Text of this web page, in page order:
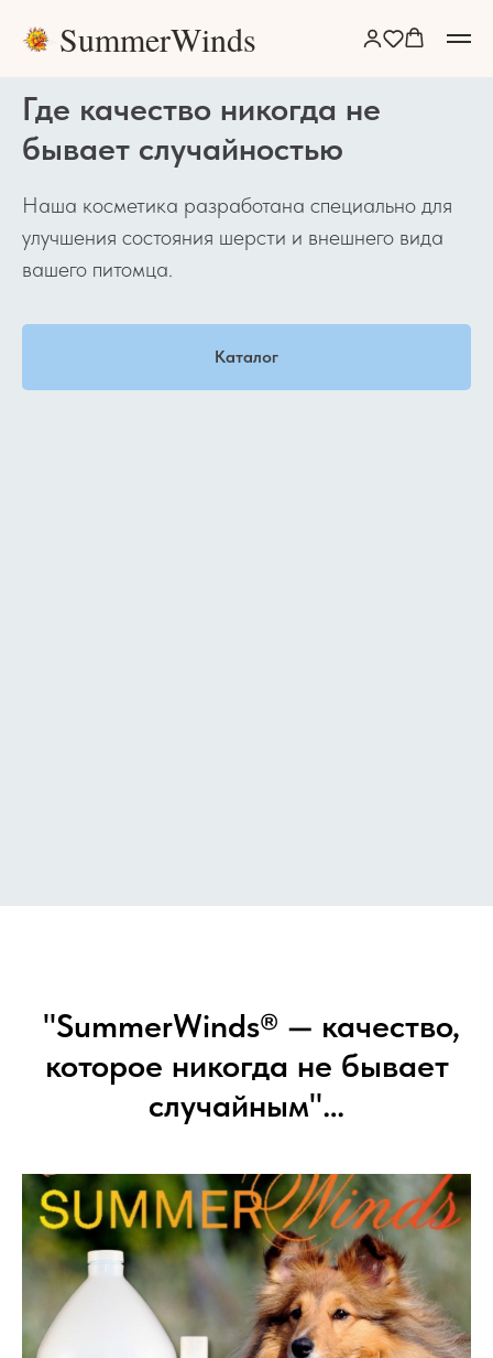
SummerWinds
Где качество никогда не
бывает случайностью
Наша косметика разработана специально для
улучшения состояния шерсти и внешнего вида
вашего питомца.
Каталог
"SummerWinds® — качество,
которое никогда не бывает
случайным"…